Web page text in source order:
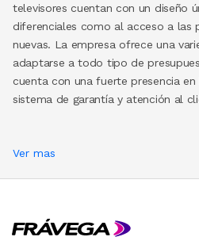
televisores cuentan con un diseño
diferenciales como al acceso a las
nuevas. La empresa ofrece una
adaptarse a todo tipo de
cuenta con una fuerte presencia
sistema de garantía y atención al
Ver mas